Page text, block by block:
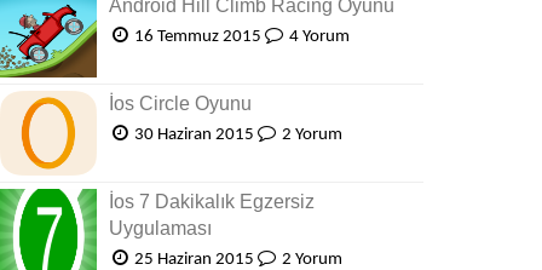
Android Hill Climb Racing Oyunu
16 Temmuz 2015 4 Yorum
İos Circle Oyunu
30 Haziran 2015 2 Yorum
İos 7 Dakikalık Egzersiz
Uygulaması
25 Haziran 2015 2 Yorum